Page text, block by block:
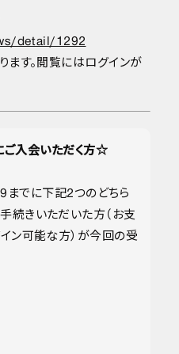
detail/1292
す。閲覧にはログインが
ご入会いただく方☆
でに下記2つのどちら
続きいただいた方（お支
ン可能な方）が今回の受